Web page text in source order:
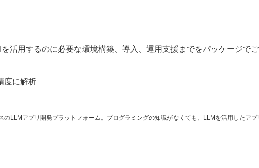
活用するのに必要な環境構築、導入、運用支援までをパッケージで
度に解析
LLMアプリ開発プラットフォーム。プログラミングの知識がなくても、LLMを活用したア